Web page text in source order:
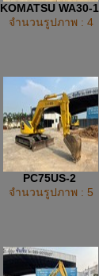
KOMATSU WA30-1
จำนวนรูปภาพ : 4
PC75US-2
จำนวนรูปภาพ : 5